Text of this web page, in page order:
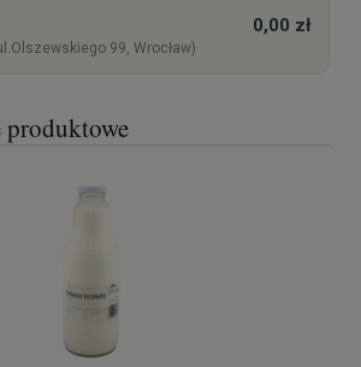
99, Wrocław)
0,00 zł
produktowe